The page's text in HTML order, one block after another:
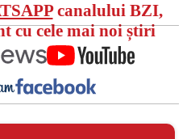
canalului BZI,
cu cele mai noi știri